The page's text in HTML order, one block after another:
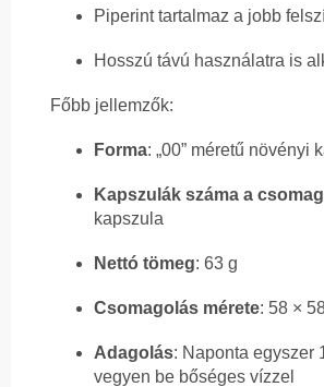
Piperint tartalmaz a jobb
Hosszú távú használatra is
Főbb jellemzők:
Forma: „00” méretű növényi
Kapszulák száma a
kapszula
Nettó tömeg: 63 g
Csomagolás mérete: 58 ×
Adagolás: Naponta egyszer
vegyen be bőséges vízzel